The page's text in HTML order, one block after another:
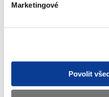
Marketingové
Povolit
Ministerstvo financí